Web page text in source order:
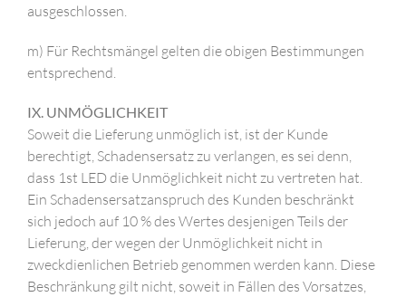
ausgeschlossen.
m) Für Rechtsmängel gelten die obigen Bestimmungen
entsprechend.
IX. UNMÖGLICHKEIT
Soweit die Lieferung unmöglich ist, ist der Kunde
berechtigt, Schadensersatz zu verlangen, es sei denn,
dass 1st LED die Unmöglichkeit nicht zu vertreten hat.
Ein Schadensersatzanspruch des Kunden beschränkt
sich jedoch auf 10 % des Wertes desjenigen Teils der
Lieferung, der wegen der Unmöglichkeit nicht in
zweckdienlichen Betrieb genommen werden kann. Diese
Beschränkung gilt nicht, soweit in Fällen des Vorsatzes,